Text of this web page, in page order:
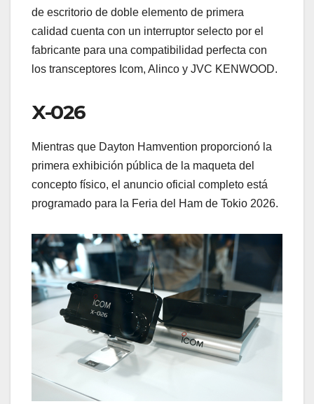
de escritorio de doble elemento de primera
calidad cuenta con un interruptor selecto por el
fabricante para una compatibilidad perfecta con
los transceptores Icom, Alinco y JVC KENWOOD.
X-026
Mientras que Dayton Hamvention proporcionó la
primera exhibición pública de la maqueta del
concepto físico, el anuncio oficial completo está
programado para la Feria del Ham de Tokio 2026.